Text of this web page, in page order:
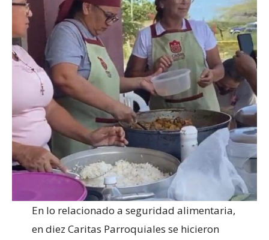
En lo relacionado a seguridad alimentaria,
en diez Caritas Parroquiales se hicieron